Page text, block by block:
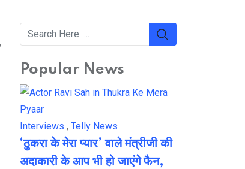
Popular News
Interviews , Telly News
‘ठुकरा के मेरा प्यार’ वाले मंत्रीजी की
अदाकारी के आप भी हो जाएंगे फैन,